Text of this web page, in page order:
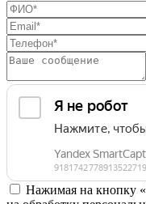
Нажимая на кнопку